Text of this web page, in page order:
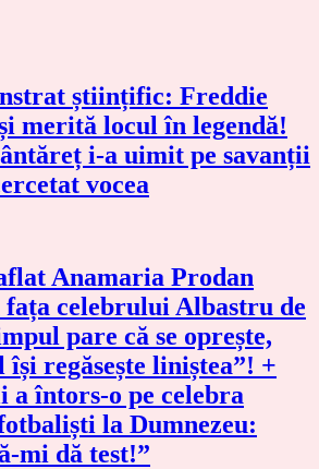
științific: Freddie
merită locul în legendă!
i-a uimit pe savanții
vocea
Anamaria Prodan
fața celebrului Albastru de
pare că se oprește,
regăsește liniștea”! +
a întors-o pe celebra
la Dumnezeu:
mi dă test!”